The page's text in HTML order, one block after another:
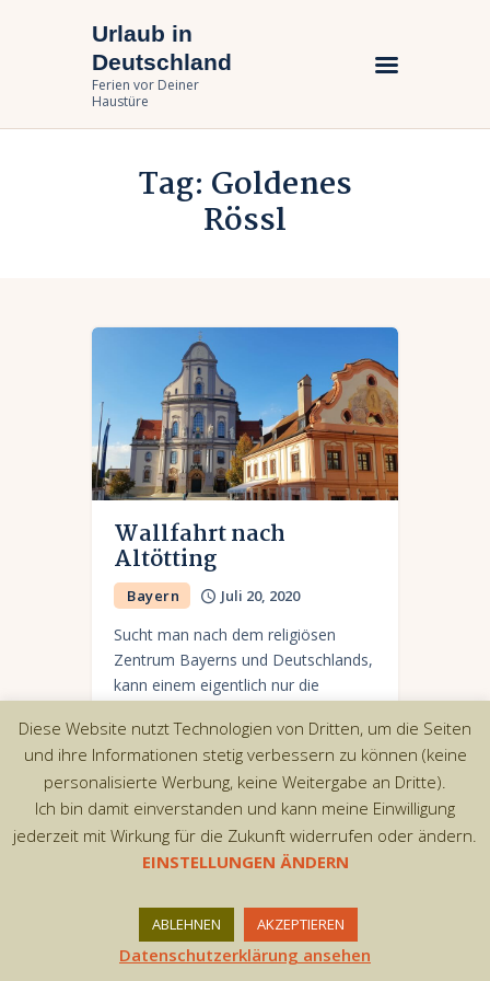
Urlaub in
Deutschland
Ferien vor Deiner
Haustüre
Tag: Goldenes
Rössl
Urlaub in Deutschland
Ferien vor Deiner Haustüre
Urlaub zuhause
Bundesländer
Urlaubsarten
Wallfahrt nach
Altötting
Bayern Juli 20, 2020
Sucht man nach dem religiösen
Zentrum Bayerns und Deutschlands,
kann einem eigentlich nur die
Sinn kommen. Die Stadt ist ein
bekannter Wallfahrtsort, die jährlich
von…
Copyright © 2026 by AxiomThemes. All rights
reserved.
Diese Website nutzt Technologien von Dritten, um die Seiten
und ihre Informationen stetig verbessern zu können (keine
personalisierte Werbung, keine Weitergabe an Dritte).
Ich bin damit einverstanden und kann meine Einwilligung
jederzeit mit Wirkung für die Zukunft widerrufen oder ändern.
EINSTELLUNGEN ÄNDERN
ABLEHNEN AKZEPTIEREN
Datenschutzerklärung ansehen